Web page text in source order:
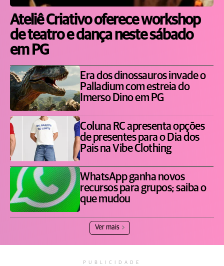
Ateliê Criativo oferece workshop
de teatro e dança neste sábado
em PG
Era dos dinossauros invade o
Palladium com estreia do
Imerso Dino em PG
Coluna RC apresenta opções
de presentes para o Dia dos
Pais na Vibe Clothing
WhatsApp ganha novos
recursos para grupos; saiba o
que mudou
Ver mais
PUBLICIDADE